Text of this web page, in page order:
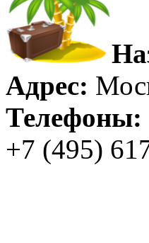
Адрес:
Телефоны:
+7 (495)